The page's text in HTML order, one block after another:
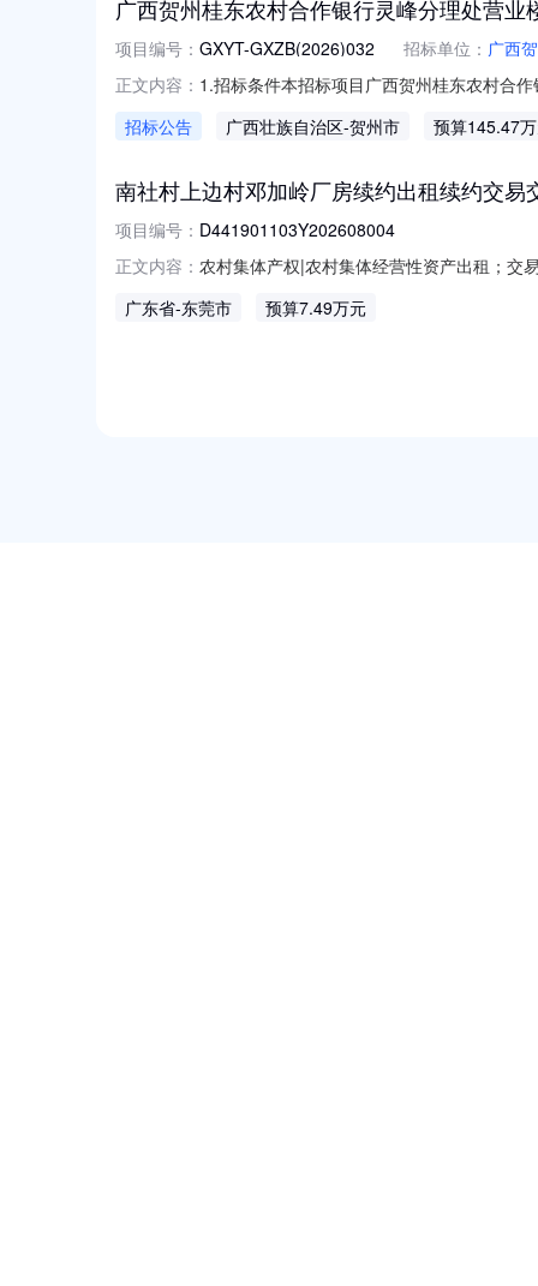
广西贺州桂东农村合作银行灵峰分理处营业
项目编号： GXYT-GXZB(2026)032 招标单位： 广西
正文内容： 1.招标条件本招标项目广西贺州桂东农村合
面积为617.86㎡，其中含拆除工程、建筑
招标公告 广西壮族自治区-贺州市 预算145.47
南社村上边村邓加岭厂房续约出租续约交易
项目编号： D441901103Y202608004
正文内容： 农村集体产权|农村集体经营性资产出租；交
租赁进行续约交易。一、竞投项目基本情况
广东省-东莞市 预算7.49万元